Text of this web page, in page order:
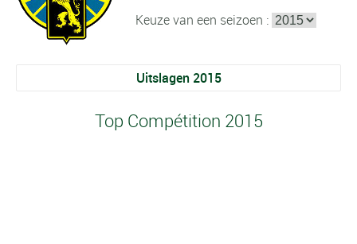
Keuze van een seizoen :
Uitslagen 2015
Top Compétition 2015